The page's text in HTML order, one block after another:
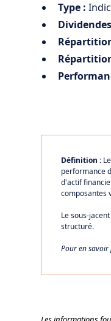
Type :
Définition :
performance
d'actif
composantes
Le sous-
structuré.
Pour en